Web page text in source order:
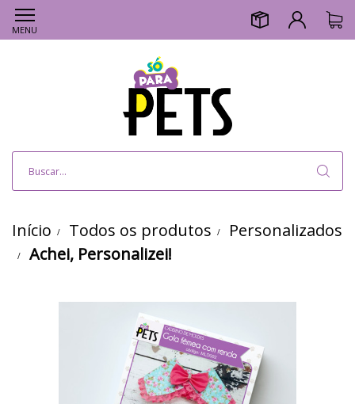
MENU
Início Todos os produtos
Personalizados
Achei, Personalizei!